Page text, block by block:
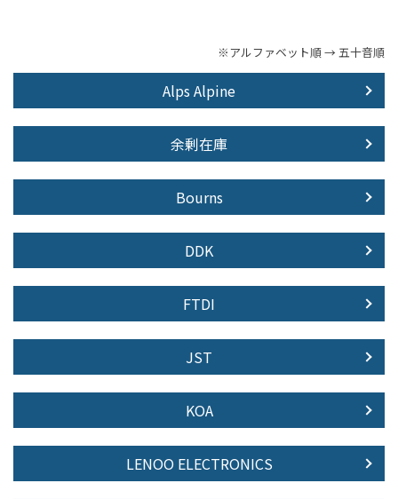
※アルファベット順 → 五十音順
Alps Alpine
余剰在庫
Bourns
DDK
FTDI
JST
KOA
LENOO ELECTRONICS